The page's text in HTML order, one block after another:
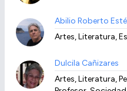
Abilio Roberto
Artes, Literatura,
Dulcila Cañizares
Artes, Literatura,